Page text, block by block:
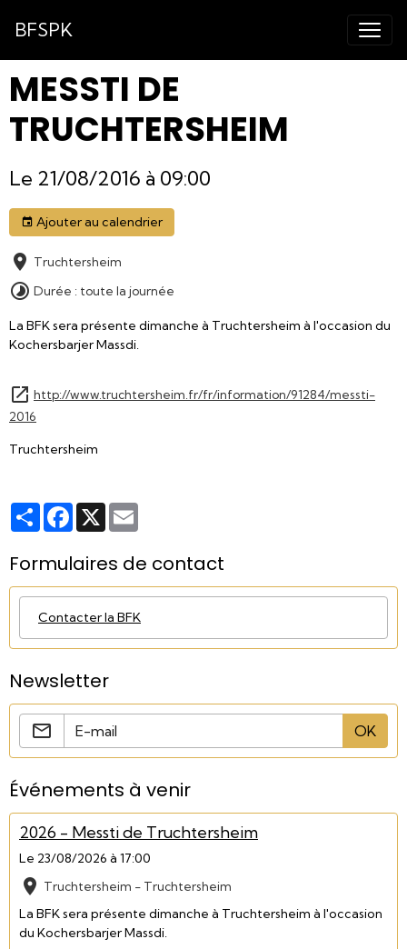
BFSPK
MESSTI DE
TRUCHTERSHEIM
Le 21/08/2016 à 09:00
Ajouter au calendrier
Truchtersheim
Durée : toute la journée
La BFK sera présente dimanche à Truchtersheim à l'occasion du
Kochersbarjer Massdi.
http://www.truchtersheim.fr/fr/information/91284/messti-
2016
Truchtersheim
PartagerFacebook
X
Formulaires de contact
Contacter la BFK
Newsletter
OK
Événements à venir
2026 - Messti de Truchtersheim
Le 23/08/2026 à 17:00
Truchtersheim - Truchtersheim
La BFK sera présente dimanche à Truchtersheim à l'occasion
du Kochersbarjer Massdi.